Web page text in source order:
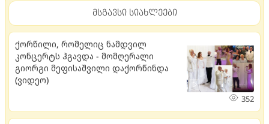
მსგავსი სიახლეები
ქორწილი, რომელიც ნამდვილ
კონცერტს ჰგავდა - მომღერალი
გიორგი მეფისაშვილი დაქორწინდა
(ვიდეო)
352